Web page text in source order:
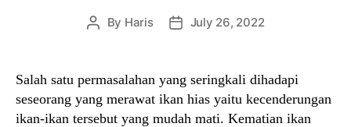
Post
By Haris
PostJuly 26, 2022
Salah satu permasalahan yang seringkali dihadapi
seseorang yang merawat ikan hias yaitu kecenderungan
ikan-ikan tersebut yang mudah mati. Kematian ikan